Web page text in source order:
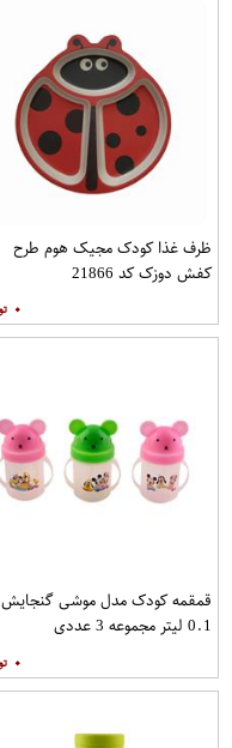
ظرف غذا کودک مجیک هوم طرح
کفش دوزک کد 21866
۰
قمقمه کودک مدل موشی گنجایش
0.1 لیتر مجموعه 3 عددی
۰